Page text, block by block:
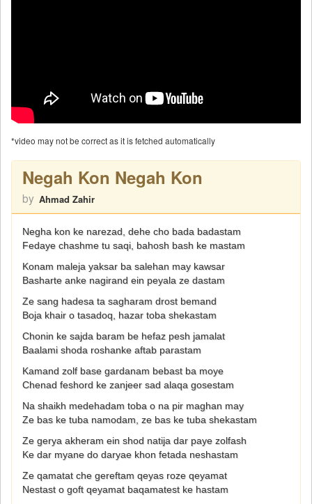
*video may not be correct as it is fetched automatically
Negah Kon Negah Kon
by Ahmad Zahir
Negha kon ke narezad, dehe cho bada badastam
Fedaye chashme tu saqi, bahosh bash ke mastam
Konam maleja yaksar ba salehan may kawsar
Basharte anke nagirand ein peyala ze dastam
Ze sang hadesa ta sagharam drost bemand
Boja khair o tasadoq, hazar toba shekastam
Chonin ke sajda baram be hefaz pesh jamalat
Baalami shoda roshanke aftab parastam
Kamand zolf base gardanam bebast ba moye
Chenad feshord ke zanjeer sad alaqa gosestam
Na shaikh medehadam toba o na pir maghan may
Ze bas ke tuba namodam, ze bas ke tuba shekastam
Ze gerya akheram ein shod natija dar paye zolfash
Ke dar myane do daryae khon fetada neshastam
Ze qamatat che gereftam qeyas roze qeyamat
Nestast o goft qeyamat baqamatest ke hastam